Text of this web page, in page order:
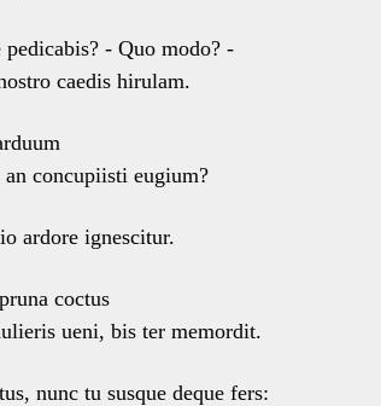
- Quo modo? -
caedis hirulam.
an concupiisti eugium?
ardore ignescitur.
coctus
ueni, bis ter memordit.
nunc tu susque deque fers: